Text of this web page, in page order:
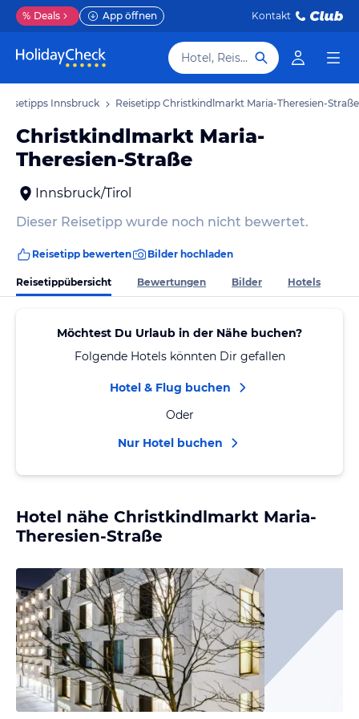
% Deals App öffnen Kontakt
Hotel, Reiseziel
Innsbruck Reisetipp Christkindlmarkt Maria-Theresien-Straße
Christkindlmarkt Maria-
Theresien-Straße
Innsbruck/Tirol
Dieser Reisetipp wurde noch nicht bewertet.
Reisetipp bewerten Bilder hochladen
Reisetippübersicht Bewertungen Bilder Hotels
Möchtest Du Urlaub in der Nähe buchen?
Folgende Hotels könnten Dir gefallen
Hotel & Flug buchen
Oder
Nur Hotel buchen
Hotel nähe Christkindlmarkt Maria-
Theresien-Straße